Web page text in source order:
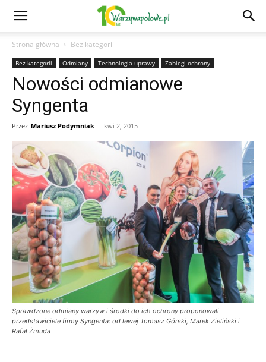
Strona główna Bez kategorii
Bez kategorii Odmiany Technologia uprawy Zabiegi ochrony
Nowości odmianowe
Syngenta
Przez Mariusz Podymniak - kwi 2, 2015
Sprawdzone odmiany warzyw i środki do ich ochrony proponowali
przedstawiciele firmy Syngenta: od lewej Tomasz Górski, Marek Zieliński i
Rafał Żmuda